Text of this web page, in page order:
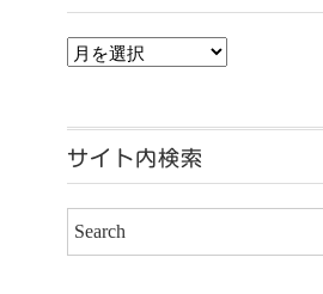
アーカイブ
サイト内検索